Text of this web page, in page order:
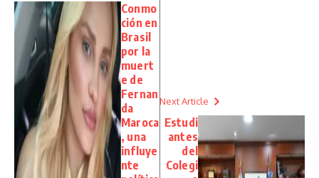
Conmo
ción en
Brasil
por la
muert
e de
Fernan
da
Maroca
, una
influye
nte
Next Article
Estudi
antes
del
Colegi